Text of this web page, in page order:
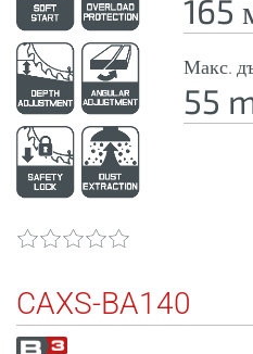
165
Макс.
55
CAXS-BA140